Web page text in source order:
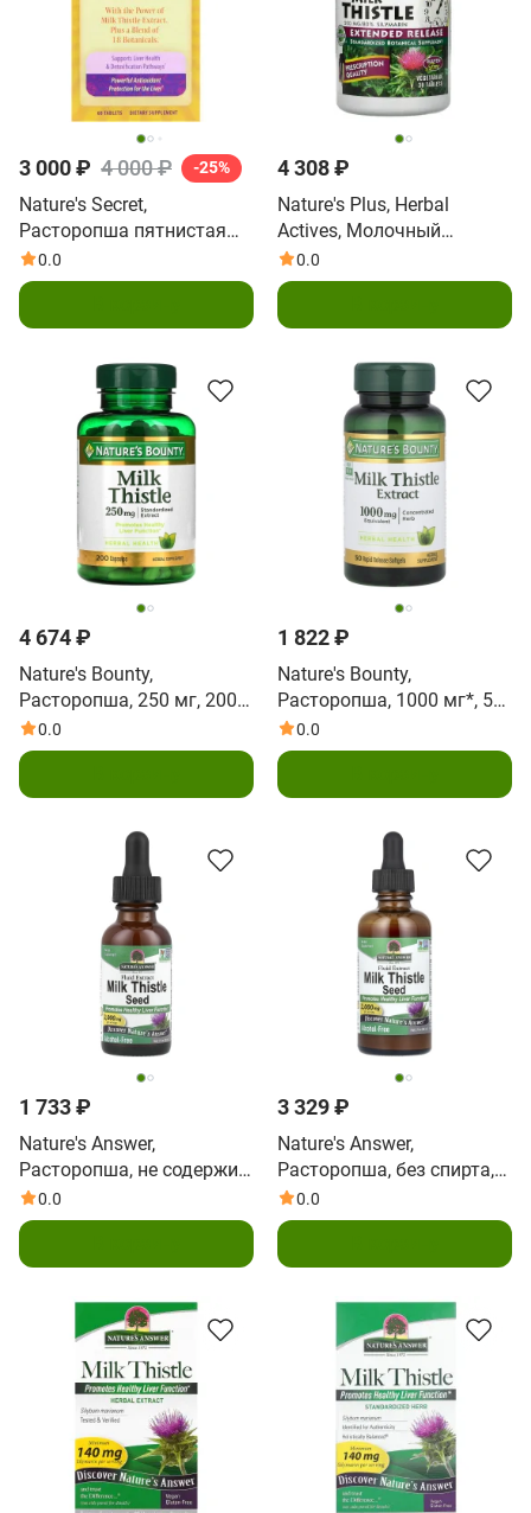
3 000 ₽ 4 000 ₽ -25%
Nature's Secret,
Расторопша пятнистая
для очищения печени, 60
таблеток
0.0
4 308 ₽
Nature's Plus, Herbal
Actives, Молочный
чертополох, с
продлённым
30 таблеток
0.0
4 674 ₽
Nature's Bounty,
Расторопша, 250 мг, 200
капсул
0.0
1 822 ₽
Nature's Bounty,
Расторопша, 1000 мг*, 50
мягких капсул
0.0
1 733 ₽
Nature's Answer,
Расторопша, не содержит
спирт, 2000 мг, 1 унция
(30 мл)
0.0
3 329 ₽
Nature's Answer,
Расторопша, без спирта,
2000 мг, 2 жидких унции
(60 мл)
0.0